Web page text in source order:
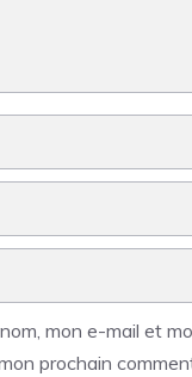
mon e-mail et
prochain